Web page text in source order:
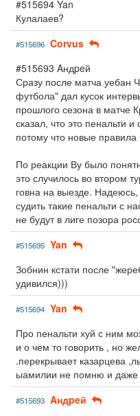
#515694 Yan
Кулалаев?
#515696 Corvus
#515693 Aндpeй
Сразу после матча уебан
футбола" дал кусок
прошлого сезона в матче
сказал, что это пенальти
потому что новые правила
По реакции Ву было
это случилось во втором
говна на выезде.
судить такие пенальти с
не будут в лиге позора
#515695 Yan
Зобнин кстати после
удивился)))
#515694 Yan
Про пенальти хуй с ним
и о чем то говорить , но
.перекрывает казарцева
ыамилии не помню и даже
#515693 Aндpeй